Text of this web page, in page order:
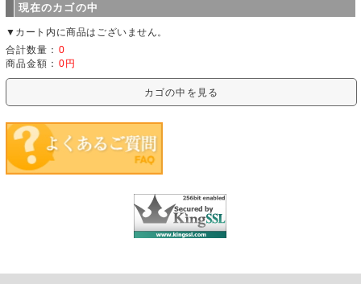
現在のカゴの中
▼カート内に商品はございません。
合計数量： 0
商品金額： 0円
カゴの中を見る